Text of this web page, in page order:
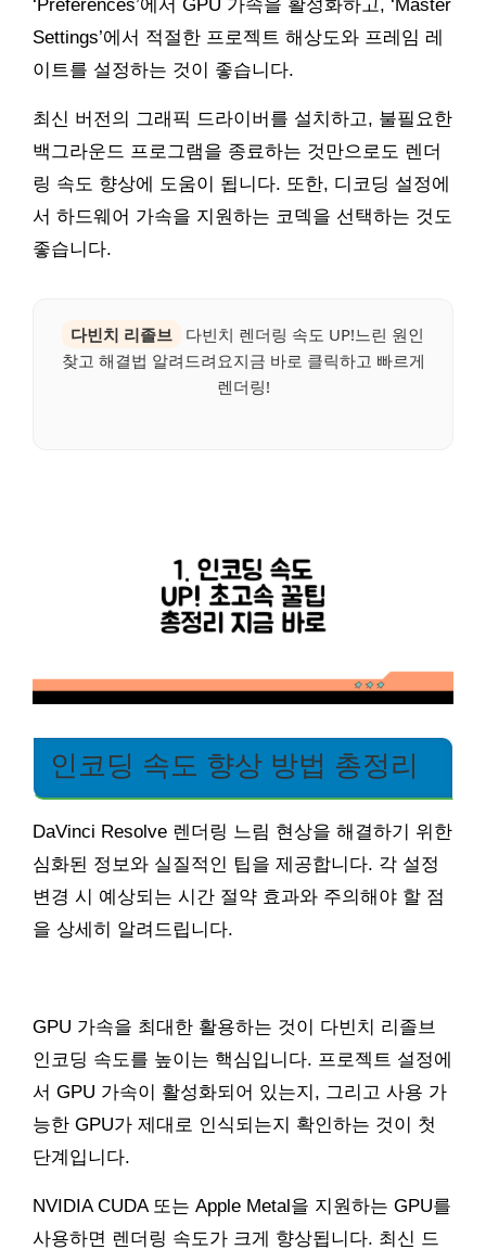
‘Preferences’에서 GPU 가속을 활성화하고, ‘Master
Settings’에서 적절한 프로젝트 해상도와 프레임 레
이트를 설정하는 것이 좋습니다.
최신 버전의 그래픽 드라이버를 설치하고, 불필요한
백그라운드 프로그램을 종료하는 것만으로도 렌더
링 속도 향상에 도움이 됩니다. 또한, 디코딩 설정에
서 하드웨어 가속을 지원하는 코덱을 선택하는 것도
좋습니다.
다빈치 리졸브
다빈치 렌더링 속도 UP!느린 원인
찾고 해결법 알려드려요지금 바로 클릭하고 빠르게
렌더링!
인코딩 속도 향상 방법 총정리
DaVinci Resolve 렌더링 느림 현상을 해결하기 위한
심화된 정보와 실질적인 팁을 제공합니다. 각 설정
변경 시 예상되는 시간 절약 효과와 주의해야 할 점
을 상세히 알려드립니다.
GPU 가속을 최대한 활용하는 것이 다빈치 리졸브
인코딩 속도를 높이는 핵심입니다. 프로젝트 설정에
서 GPU 가속이 활성화되어 있는지, 그리고 사용 가
능한 GPU가 제대로 인식되는지 확인하는 것이 첫
단계입니다.
NVIDIA CUDA 또는 Apple Metal을 지원하는 GPU를
사용하면 렌더링 속도가 크게 향상됩니다. 최신 드